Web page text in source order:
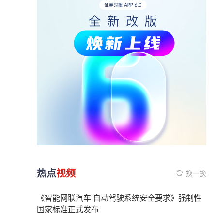
热点视频 换一换
《智能网联汽车 自动驾驶系统安全要求》强制性
国家标准正式发布